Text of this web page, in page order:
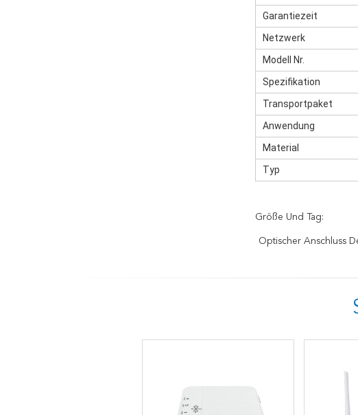
Garantiezeit
Netzwerk
Modell Nr.
Spezifikation
Transportpaket
Anwendung
Material
Typ
Größe Und Tag:
Optischer Anschluss